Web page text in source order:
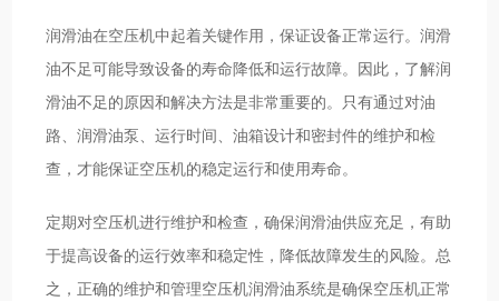
润滑油在空压机中起着关键作用，保证设备正常运行。润滑
油不足可能导致设备的寿命降低和运行故障。因此，了解润
滑油不足的原因和解决方法是非常重要的。只有通过对油
路、润滑油泵、运行时间、油箱设计和密封件的维护和检
查，才能保证空压机的稳定运行和使用寿命。
定期对空压机进行维护和检查，确保润滑油供应充足，有助
于提高设备的运行效率和稳定性，降低故障发生的风险。总
之，正确的维护和管理空压机润滑油系统是确保空压机正常